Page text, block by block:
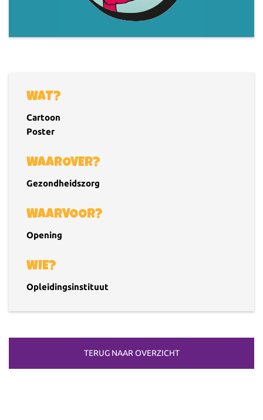
WAT?
Cartoon
Poster
WAAROVER?
Gezondheidszorg
WAARVOOR?
Opening
WIE?
Opleidingsinstituut
TERUG NAAR OVERZICHT